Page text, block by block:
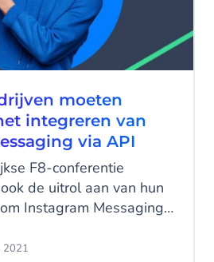
moeten
integreren van
via API
F8-conferentie
de uitrol aan van hun
Instagram Messaging
Messaging en leren
2021